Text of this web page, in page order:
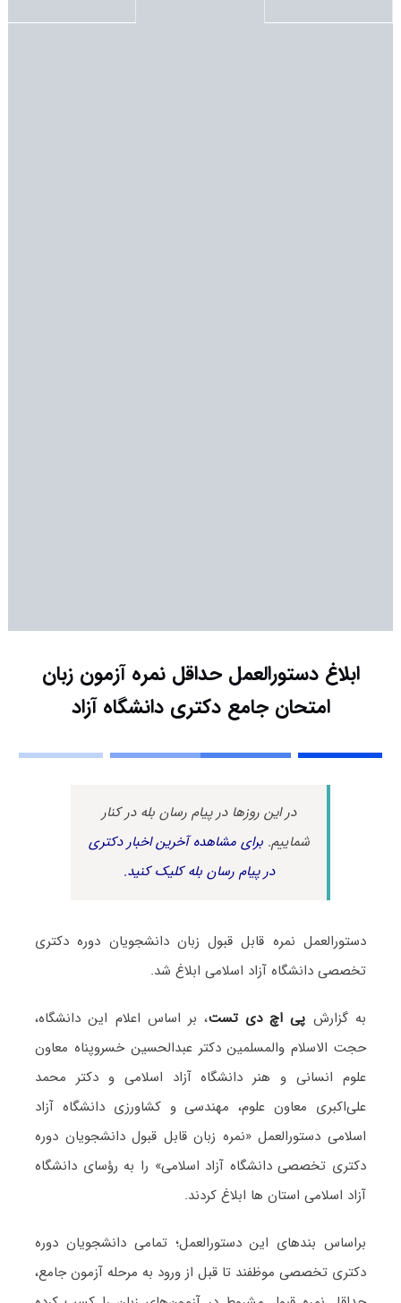
ابلاغ دستورالعمل حداقل نمره آزمون زبان
امتحان جامع دکتری دانشگاه آزاد
در این روزها در پیام رسان بله در کنار
شماییم.برای مشاهده آخرین اخبار دکتری
در پیام رسان بله کلیک کنید.
دستورالعمل نمره قابل قبول زبان دانشجویان دوره دکتری
تخصصی دانشگاه آزاد اسلامی ابلاغ شد.
به گزارش پی اچ دی تست، بر اساس اعلام این دانشگاه،
حجت الاسلام والمسلمین دکتر عبدالحسین خسروپناه معاون
علوم انسانی و هنر دانشگاه آزاد اسلامی و دکتر محمد
علی‌اکبری معاون علوم، مهندسی و کشاورزی دانشگاه آزاد
اسلامی دستورالعمل «نمره زبان قابل قبول دانشجویان دوره
دکتری تخصصی دانشگاه آزاد اسلامی» را به رؤسای دانشگاه
آزاد اسلامی استان ها ابلاغ کردند.
براساس بندهای این دستورالعمل؛ تمامی دانشجویان دوره
دکتری تخصصی موظفند تا قبل از ورود به مرحله آزمون جامع،